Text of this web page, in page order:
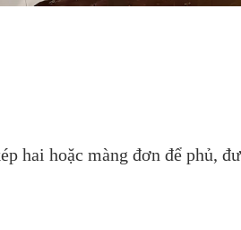
hai hoặc màng đơn để phủ,